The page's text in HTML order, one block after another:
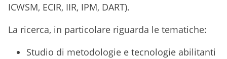
ICWSM, ECIR, IIR, IPM, DART).
La ricerca, in particolare riguarda le tematiche:
Studio di metodologie e tecnologie abilitanti